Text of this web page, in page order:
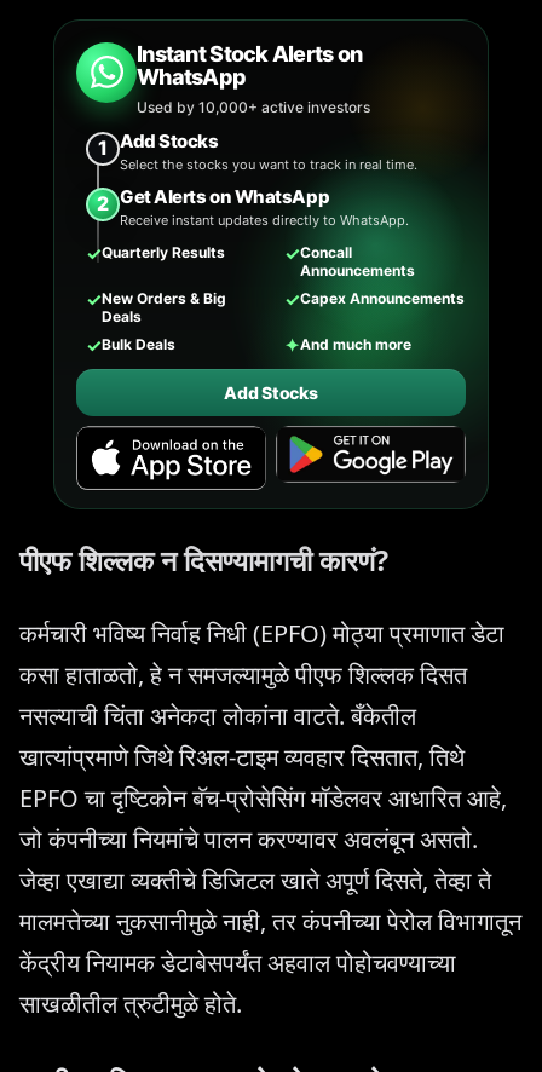
Instant Stock Alerts on
WhatsApp
Used by 10,000+ active investors
1 Add Stocks
Select the stocks you want to track in real time.
2 Get Alerts on WhatsApp
Receive instant updates directly to WhatsApp.
✓Quarterly Results ✓Concall
Announcements
✓New Orders & Big
Deals
✓Capex Announcements
✓Bulk Deals ✦And much more
Add Stocks
पीएफ शिल्लक न दिसण्यामागची कारणं?
कर्मचारी भविष्य निर्वाह निधी (EPFO) मोठ्या प्रमाणात डेटा
कसा हाताळतो, हे न समजल्यामुळे पीएफ शिल्लक दिसत
नसल्याची चिंता अनेकदा लोकांना वाटते. बँकेतील
खात्यांप्रमाणे जिथे रिअल-टाइम व्यवहार दिसतात, तिथे
EPFO चा दृष्टिकोन बॅच-प्रोसेसिंग मॉडेलवर आधारित आहे,
जो कंपनीच्या नियमांचे पालन करण्यावर अवलंबून असतो.
जेव्हा एखाद्या व्यक्तीचे डिजिटल खाते अपूर्ण दिसते, तेव्हा ते
मालमत्तेच्या नुकसानीमुळे नाही, तर कंपनीच्या पेरोल विभागातून
केंद्रीय नियामक डेटाबेसपर्यंत अहवाल पोहोचवण्याच्या
साखळीतील त्रुटीमुळे होते.